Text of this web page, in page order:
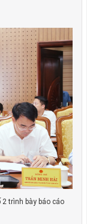
trình bày báo cáo